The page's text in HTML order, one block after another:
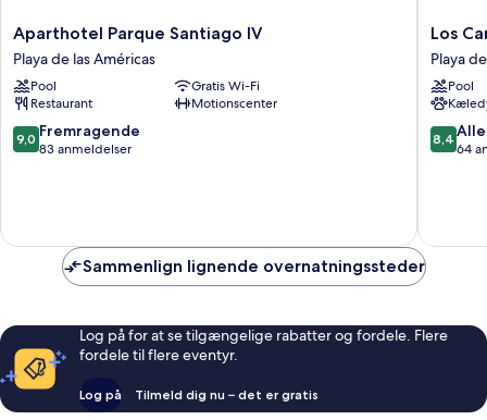
Aparthotel
Parque
Santiago
IV
Playa
de
las
Aparthotel Parque Santiago IV
Playa de las Américas
Pool
Gratis Wi-Fi
Restaurant
Motionscenter
9.0
ud
anmeldelser
9,0 Fremragende
83 anmeldelser
Los
Village
Playa
de
las
Los
Playa
Pool
8.4
ud
8,4
64
Sammenlign lignende overnatningssteder
Log på for at se tilgængelige rabatter og fordele. Flere
fordele til flere eventyr.
Log på Tilmeld dig nu – det er gratis